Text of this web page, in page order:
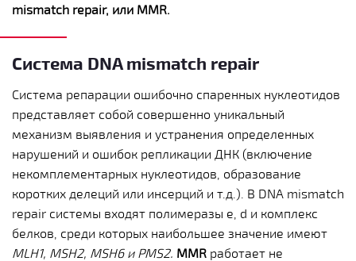
mismatch repair, или MMR.
Система DNA mismatch repair
Система репарации ошибочно спаренных нуклеотидов
представляет собой совершенно уникальный
механизм выявления и устранения определенных
нарушений и ошибок репликации ДНК (включение
некомплементарных нуклеотидов, образование
коротких делеций или инсерций и т.д.). В DNA mismatch
repair системы входят полимеразы e, d и комплекс
белков, среди которых наибольшее значение имеют
MLH1, MSH2, MSH6 и PMS2. MMR работает не